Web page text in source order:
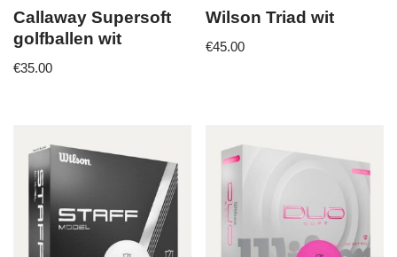
Callaway Supersoft
golfballen wit
€35.00
Wilson Triad wit
€45.00